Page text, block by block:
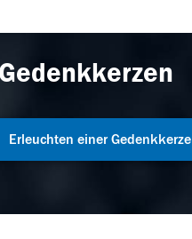
Gedenkkerzen
Erleuchten einer Gedenkkerze